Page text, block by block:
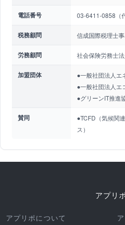
電話番号 03-6411-0858（
税務顧問 信成国際税理士
労務顧問 社会保険労務士
加盟団体
●一般社団法人エ
●一般社団法人エ
●グリーンIT推進
賛同
●TCFD（気候関
ス）
アプリ
アプリポについて